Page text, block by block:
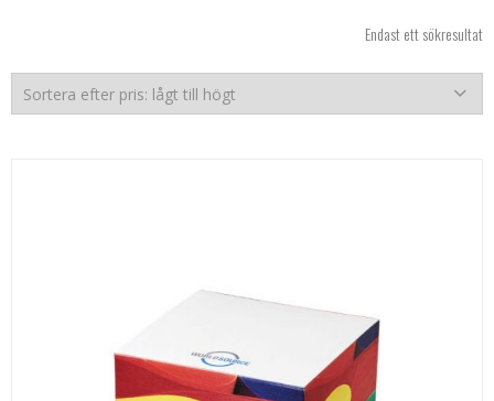
Endast ett sökresultat